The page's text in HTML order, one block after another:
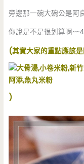
旁邊那一碗大碗公是阿
你說是不是很划算啊
(其實大家的重點應該
)